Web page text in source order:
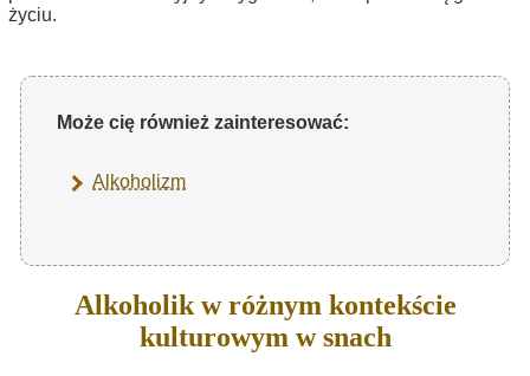
życiu.
Może cię również zainteresować:
Alkoholizm
Alkoholik w różnym kontekście
kulturowym w snach